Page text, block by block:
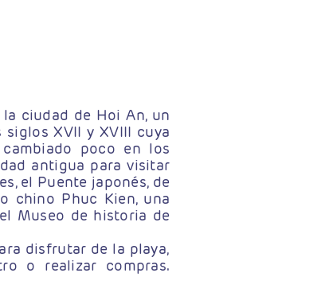
ciudad de Hoi An, un
XVII y XVIII cuya
poco en los
antigua para visitar
el Puente japonés, de
chino Phuc Kien, una
Museo de historia de
disfrutar de la playa,
o realizar compras.